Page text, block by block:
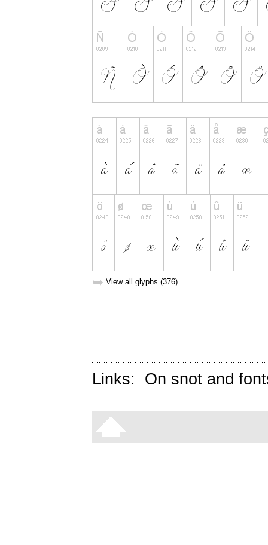
➥ View all glyphs (376)
Links: On snot and